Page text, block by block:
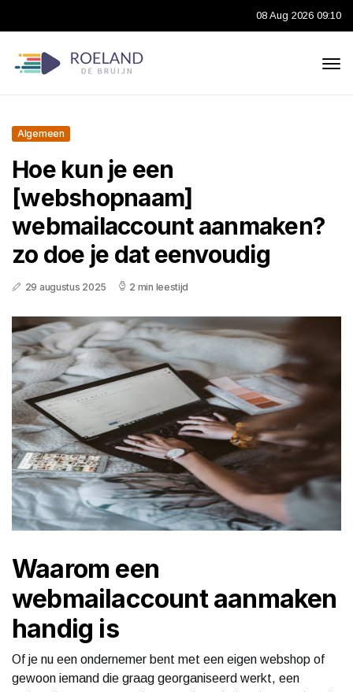
08 Aug 2026 09:10
Algemeen
Hoe kun je een
[webshopnaam]
webmailaccount aanmaken?
zo doe je dat eenvoudig
29 augustus 2025 2 min leestijd
Waarom een
webmailaccount aanmaken
handig is
Of je nu een ondernemer bent met een eigen webshop of
gewoon iemand die graag georganiseerd werkt, een